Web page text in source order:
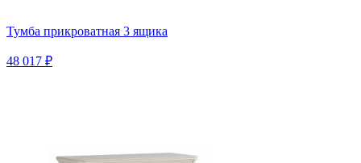
Тумба прикроватная 3 ящика
48 017 ₽